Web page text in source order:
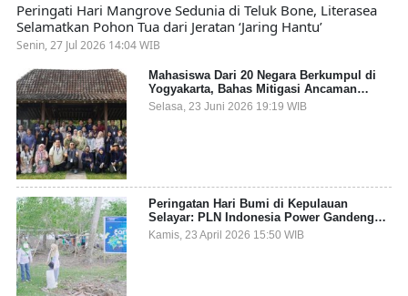
Peringati Hari Mangrove Sedunia di Teluk Bone, Literasea
Selamatkan Pohon Tua dari Jeratan ‘Jaring Hantu’
Senin, 27 Jul 2026 14:04 WIB
Mahasiswa Dari 20 Negara Berkumpul di
Yogyakarta, Bahas Mitigasi Ancaman
Kesehatan Global
Selasa, 23 Juni 2026 19:19 WIB
Peringatan Hari Bumi di Kepulauan
Selayar: PLN Indonesia Power Gandeng
Pemda dan Komunitas, Giatkan Restorasi
Mangrove
Kamis, 23 April 2026 15:50 WIB